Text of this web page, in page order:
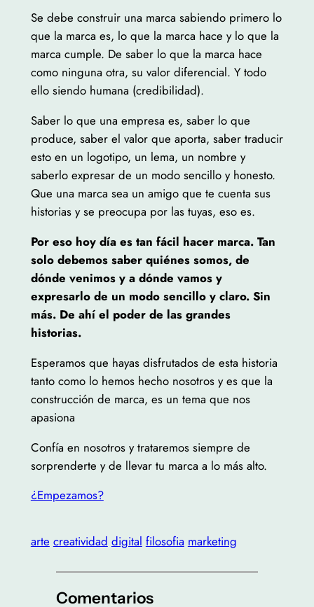
Se debe construir una marca sabiendo primero lo
que la marca es, lo que la marca hace y lo que la
marca cumple. De saber lo que la marca hace
como ninguna otra, su valor diferencial. Y todo
ello siendo humana (credibilidad).
Saber lo que una empresa es, saber lo que
produce, saber el valor que aporta, saber traducir
esto en un logotipo, un lema, un nombre y
saberlo expresar de un modo sencillo y honesto.
Que una marca sea un amigo que te cuenta sus
historias y se preocupa por las tuyas, eso es.
Por eso hoy día es tan fácil hacer marca. Tan
solo debemos saber quiénes somos, de
dónde venimos y a dónde vamos y
expresarlo de un modo sencillo y claro. Sin
más. De ahí el poder de las grandes
historias.
Esperamos que hayas disfrutados de esta historia
tanto como lo hemos hecho nosotros y es que la
construcción de marca, es un tema que nos
apasiona
Confía en nosotros y trataremos siempre de
sorprenderte y de llevar tu marca a lo más alto.
¿Empezamos?
arte creatividad digital filosofia marketing
Comentarios